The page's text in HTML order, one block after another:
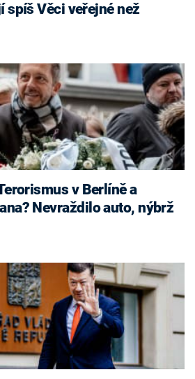
spíš Věci veřejné než
Nevraždilo auto, nýbrž